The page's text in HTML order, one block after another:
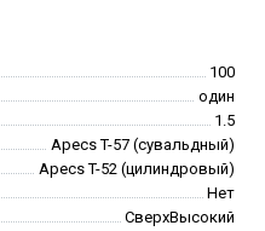
100
один
1.5
Apecs T-57 (сувальдный)
Apecs T-52 (цилиндровый)
Нет
СверхВысокий